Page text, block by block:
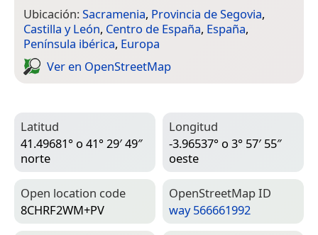
Ubicación:Sacramenia, Provincia de Segovia,
Castilla y León, Centro de España, España,
Península ibérica, Europa
Ver en Open­Street­Map
Latitud
41.49681° o 41° 29′ 49″
norte
Longitud
-3.96537° o 3° 57′ 55″
oeste
Open location code
8CHRF2WM+PV
Open­Street­Map ID
way 566661992